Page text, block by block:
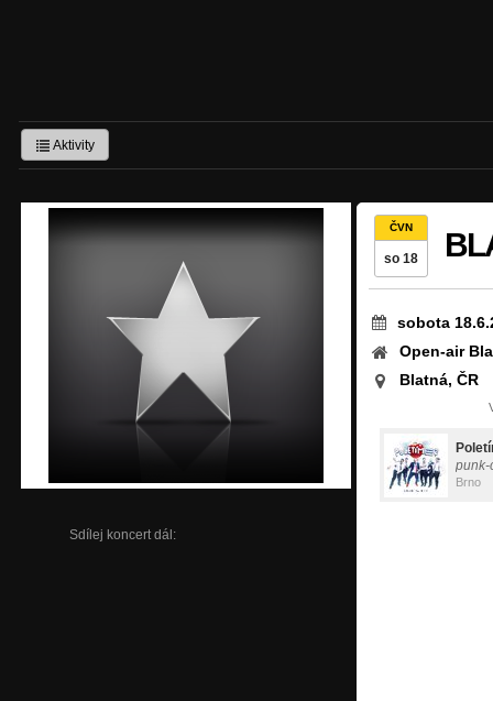
Aktivity
Sdílej koncert dál:
ČVN
so 18
sobota
Open-air
Blatná, ČR
punk-
Brno